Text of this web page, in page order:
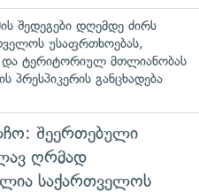
შედეგები დღემდე ძირს
უსაფრთხოებას,
და ტერიტორიულ მთლიანობას
პრესპიკერის განცხადება
შეერთებული
ღრმად
საქართველოს